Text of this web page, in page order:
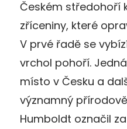
Českém středohoří
zříceniny, které
V prvé řadě se
vrchol pohoří.
místo v Česku a
významný
Humboldt označil